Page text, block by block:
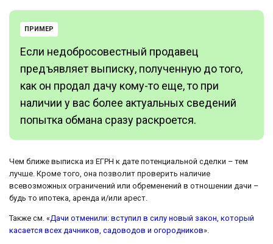
ПРИМЕР
Если недобросовестный продавец
предъявляет выписку, полученную до того,
как он продал дачу кому-то еще, то при
наличии у вас более актуальных сведений
попытка обмана сразу раскроется.
Чем ближе выписка из ЕГРН к дате потенциальной сделки – тем
лучше. Кроме того, она позволит проверить наличие
всевозможных ограничений или обременений в отношении дачи –
будь то ипотека, аренда и/или арест.
Также см. «Дачи отменили: вступил в силу новый закон, который
касается всех дачников, садоводов и огородников».